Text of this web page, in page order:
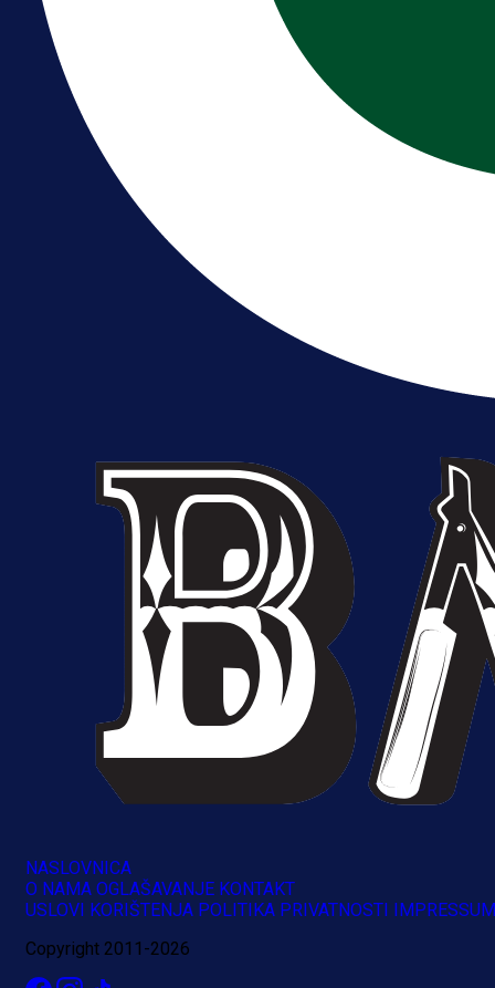
Reprezentativac BiH bi mogao
postati novo pojačanje Hajduka!
1 dan 7 h
A Selekcija
Brat Kerima Alajbegovića pozvan
NASLOVNICA
O NAMA OGLAŠAVANJE KONTAKT
USLOVI KORIŠTENJA POLITIKA PRIVATNOSTI IMPRESSUM
Copyright 2011-2026